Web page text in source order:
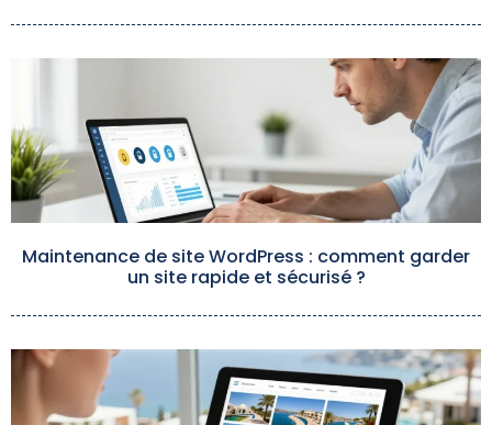
Maintenance de site WordPress : comment garder
un site rapide et sécurisé ?